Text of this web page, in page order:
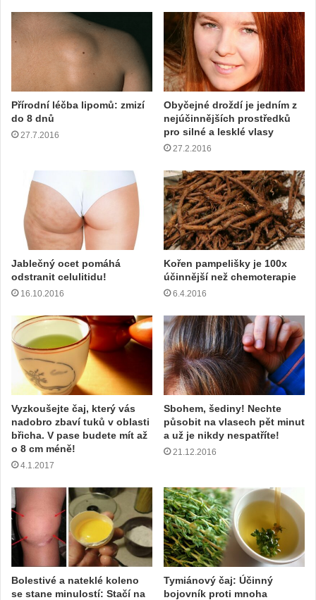
s
Přírodní léčba lipomů: zmizí
do 8 dnů
27.7.2016
Obyčejné droždí je jedním z
nejúčinnějších prostředků
pro silné a lesklé vlasy
27.2.2016
Jablečný ocet pomáhá
odstranit celulitidu!
16.10.2016
Kořen pampelišky je 100x
účinnější než chemoterapie
6.4.2016
Vyzkoušejte čaj, který vás
nadobro zbaví tuků v oblasti
břicha. V pase budete mít až
o 8 cm méně!
4.1.2017
Sbohem, šediny! Nechte
působit na vlasech pět minut
a už je nikdy nespatříte!
21.12.2016
Bolestivé a nateklé koleno
se stane minulostí: Stačí na
Tymiánový čaj: Účinný
bojovník proti mnoha